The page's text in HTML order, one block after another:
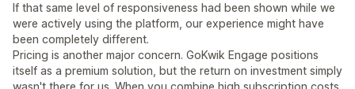
If that same level of responsiveness had been shown while we
were actively using the platform, our experience might have
been completely different.
Pricing is another major concern. GoKwik Engage positions
itself as a premium solution, but the return on investment simply